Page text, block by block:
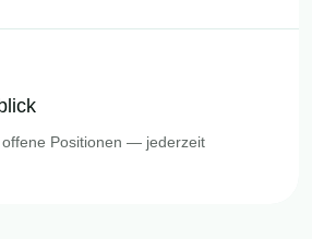
Positionen — jederzeit